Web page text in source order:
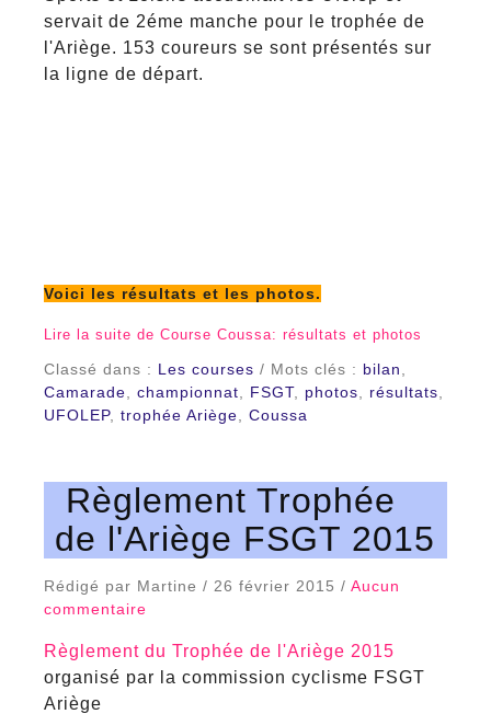
servait de 2éme manche pour le trophée de
l'Ariège. 153 coureurs se sont présentés sur
la ligne de départ.
Voici les résultats et les photos.
Lire la suite de Course Coussa: résultats et photos
Classé dans : Les courses / Mots clés : bilan,
Camarade, championnat, FSGT, photos, résultats,
UFOLEP, trophée Ariège, Coussa
Règlement Trophée
de l'Ariège FSGT 2015
Rédigé par Martine / 26 février 2015 / Aucun
commentaire
Règlement du Trophée de l'Ariège 2015
organisé par la commission cyclisme FSGT
Ariège